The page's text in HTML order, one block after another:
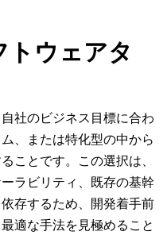
ウェアタ
社のビジネス目標に合わ
、または特化型の中から
ことです。この選択は、
ラビリティ、既存の基幹
存するため、開発着手前
適な手法を見極めること